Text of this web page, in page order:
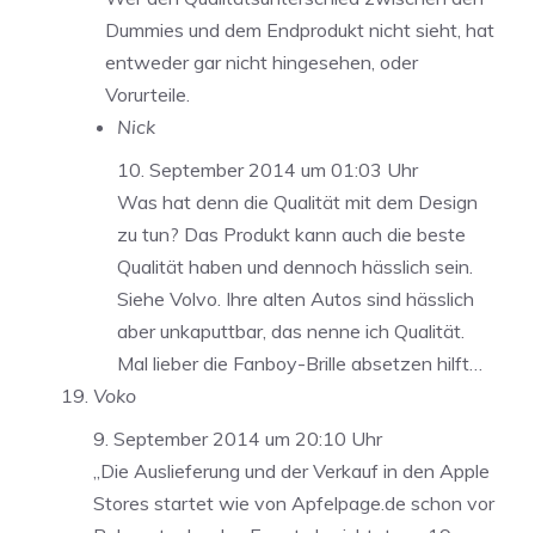
Dummies und dem Endprodukt nicht sieht, hat
entweder gar nicht hingesehen, oder
Vorurteile.
Nick
10. September 2014 um 01:03 Uhr
Was hat denn die Qualität mit dem Design
zu tun? Das Produkt kann auch die beste
Qualität haben und dennoch hässlich sein.
Siehe Volvo. Ihre alten Autos sind hässlich
aber unkaputtbar, das nenne ich Qualität.
Mal lieber die Fanboy-Brille absetzen hilft…
Voko
9. September 2014 um 20:10 Uhr
„Die Auslieferung und der Verkauf in den Apple
Stores startet wie von Apfelpage.de schon vor